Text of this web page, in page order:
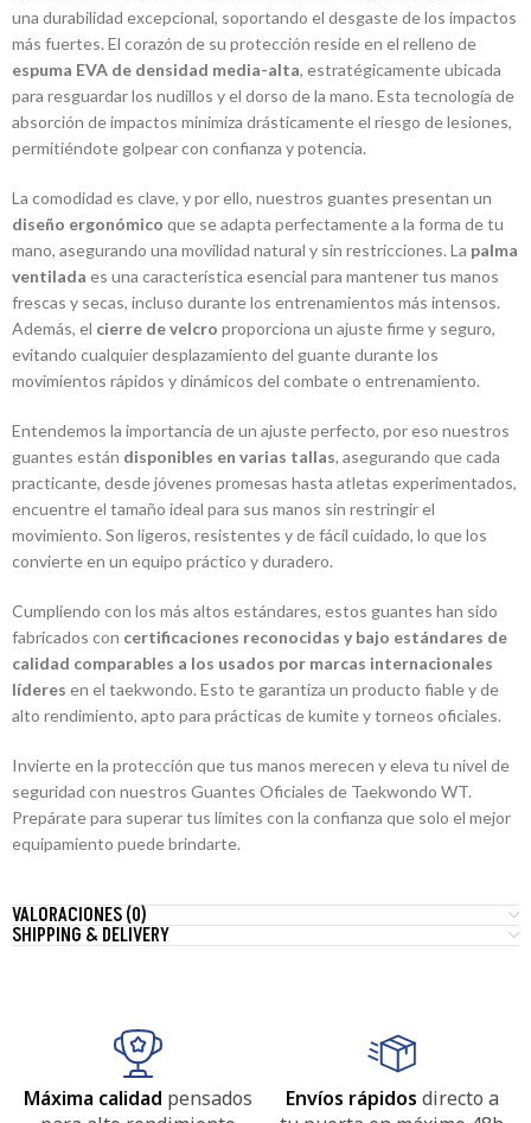
una durabilidad excepcional, soportando el desgaste de los impactos
más fuertes. El corazón de su protección reside en el relleno de
espuma EVA de densidad media-alta, estratégicamente ubicada
para resguardar los nudillos y el dorso de la mano. Esta tecnología de
absorción de impactos minimiza drásticamente el riesgo de lesiones,
permitiéndote golpear con confianza y potencia.
La comodidad es clave, y por ello, nuestros guantes presentan un
diseño ergonómico que se adapta perfectamente a la forma de tu
mano, asegurando una movilidad natural y sin restricciones. La palma
ventilada es una característica esencial para mantener tus manos
frescas y secas, incluso durante los entrenamientos más intensos.
Además, el cierre de velcro proporciona un ajuste firme y seguro,
evitando cualquier desplazamiento del guante durante los
movimientos rápidos y dinámicos del combate o entrenamiento.
Entendemos la importancia de un ajuste perfecto, por eso nuestros
guantes están disponibles en varias tallas, asegurando que cada
practicante, desde jóvenes promesas hasta atletas experimentados,
encuentre el tamaño ideal para sus manos sin restringir el
movimiento. Son ligeros, resistentes y de fácil cuidado, lo que los
convierte en un equipo práctico y duradero.
Cumpliendo con los más altos estándares, estos guantes han sido
fabricados con certificaciones reconocidas y bajo estándares de
calidad comparables a los usados por marcas internacionales
líderes en el taekwondo. Esto te garantiza un producto fiable y de
alto rendimiento, apto para prácticas de kumite y torneos oficiales.
Invierte en la protección que tus manos merecen y eleva tu nivel de
seguridad con nuestros Guantes Oficiales de Taekwondo WT.
Prepárate para superar tus límites con la confianza que solo el mejor
equipamiento puede brindarte.
VALORACIONES (0)
SHIPPING & DELIVERY
Máxima calidad pensados
Envíos rápidos directo a